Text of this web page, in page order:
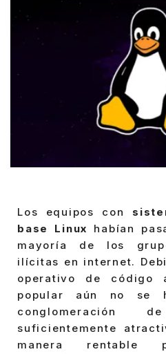
Los equipos con
base Linux
habían
mayoría de los
ilícitas en internet.
operativo de código
popular aún no se
conglomeración
suficientemente
manera